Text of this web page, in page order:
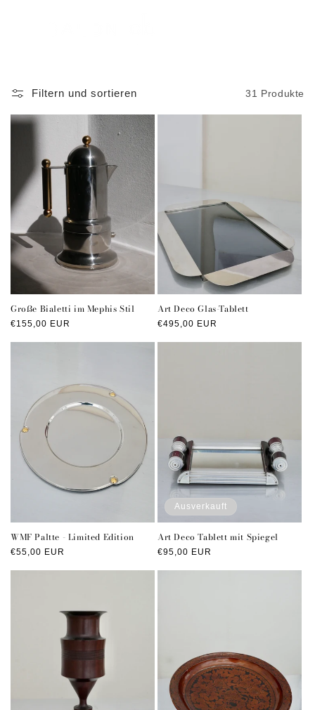
Filtern und sortieren 31 Produkte
Große Bialetti im Mephis Stil
Normaler
€155,00 EUR
Art Deco Glas-Tablett
Normaler
€495,00 EUR
WMF Paltte - Limited Edition
Normaler
€55,00 EUR
Ausverkauft
Art Deco Tablett mit Spiegel
Normaler
€95,00 EUR